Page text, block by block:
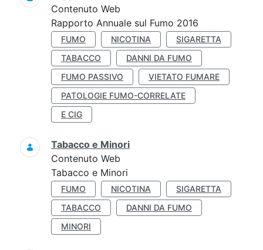
Contenuto Web
Rapporto Annuale sul Fumo 2016
FUMO NICOTINA
SIGARETTA
TABACCO
DANNI DA FUMO
FUMO PASSIVO
VIETATO FUMARE
PATOLOGIE FUMO-CORRELATE
E CIG
Tabacco e Minori
Contenuto Web
Tabacco e Minori
FUMO NICOTINA
SIGARETTA
TABACCO
DANNI DA FUMO
MINORI